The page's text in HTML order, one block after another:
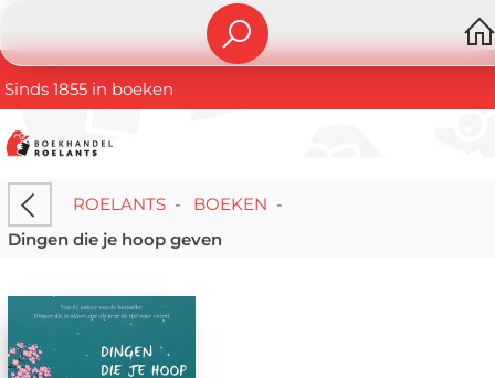
Sinds 1855 in boeken
ROELANTS- BOEKEN -
Dingen die je hoop geven